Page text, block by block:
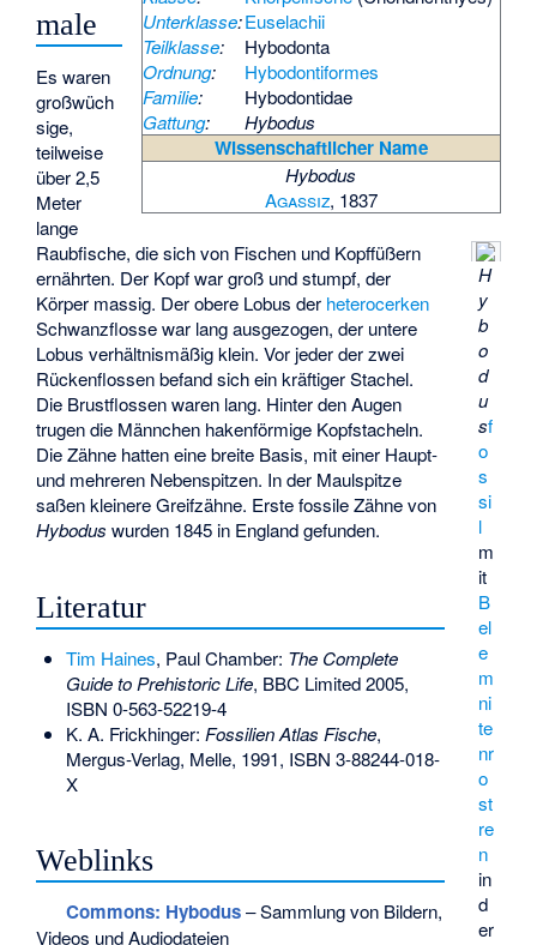
Unterklasse:Euselachii
Teilklasse:
Hybodonta
Ordnung:
Hybodontiformes
Familie:
Hybodontidae
Gattung: Hybodus
Wissenschaftlicher Name
Hybodus
Agassiz, 1837
male
H
y
b
o
d
u
sf
o
s
si
l
m
it
B
el
e
m
ni
te
nr
o
st
re
n
in
d
er
Es waren
großwüch
sige,
teilweise
über 2,5
Meter
lange
Raubfische, die sich von Fischen und Kopffüßern
ernährten. Der Kopf war groß und stumpf, der
Körper massig. Der obere Lobus der heterocerken
Schwanzflosse war lang ausgezogen, der untere
Lobus verhältnismäßig klein. Vor jeder der zwei
Rückenflossen befand sich ein kräftiger Stachel.
Die Brustflossen waren lang. Hinter den Augen
trugen die Männchen hakenförmige Kopfstacheln.
Die Zähne hatten eine breite Basis, mit einer Haupt-
und mehreren Nebenspitzen. In der Maulspitze
saßen kleinere Greifzähne. Erste fossile Zähne von
Hybodus wurden 1845 in England gefunden.
Literatur
Tim Haines, Paul Chamber: The Complete
Guide to Prehistoric Life, BBC Limited 2005,
ISBN 0-563-52219-4
K. A. Frickhinger: Fossilien Atlas Fische,
Mergus-Verlag, Melle, 1991, ISBN 3-88244-018-
X
Weblinks
Commons: Hybodus– Sammlung von Bildern,
Videos und Audiodateien